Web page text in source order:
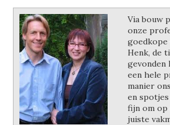
Via bouw
onze
goedkope
Henk, de
gevonden
een hele
manier
en
fijn om op
juiste